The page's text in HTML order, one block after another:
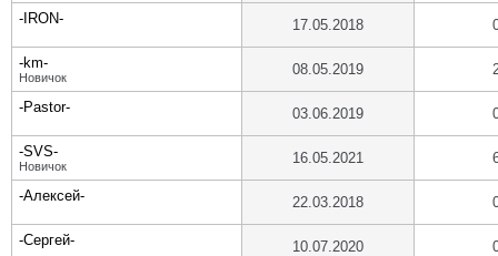
-IRON- 17.05.2018
-km-
Новичок 08.05.2019
-Pastor- 03.06.2019
-SVS-
Новичок 16.05.2021
-Алексей- 22.03.2018
-Сергей- 10.07.2020